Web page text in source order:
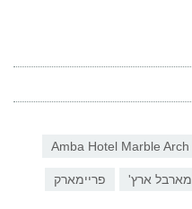
Amba Hotel Marble Arch
מארבל ארץ' פריימארק